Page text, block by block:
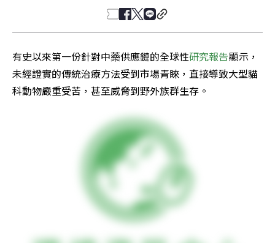
有史以來第一份針對中藥供應鏈的全球性研究報告顯示，
未經證實的傳統治療方法受到市場青睞，直接導致大型貓
科動物嚴重受苦，甚至威脅到野外族群生存。